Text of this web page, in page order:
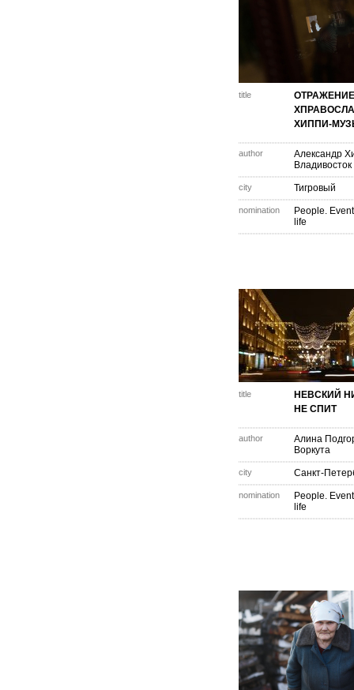
title
ОТРАЖЕНИЕ
ХИППИ-
author
Александр
Владивосток
city Тигровый
nomination
People.
life
title
НЕВСКИЙ
НЕ СПИТ
author
Алина
Воркута
city Санкт-
nomination
People.
life